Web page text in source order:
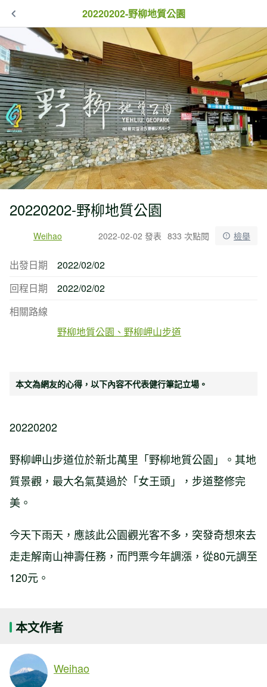
20220202-野柳地質公園
20220202-野柳地質公園
Weihao 2022-02-02 發表 833 次點閱 檢舉
出發日期
2022/02/02
回程日期
2022/02/02
相關路線
野柳地質公園、野柳岬山步道
本文為網友的心得，以下內容不代表健行筆記立場。
20220202
野柳岬山步道位於新北萬里「野柳地質公園」。其地
質景觀，最大名氣莫過於「女王頭」，步道整修完
美。
今天下雨天，應該此公園觀光客不多，突發奇想來去
走走解南山神壽任務，而門票今年調漲，從80元調至
120元。
本文作者
Weihao